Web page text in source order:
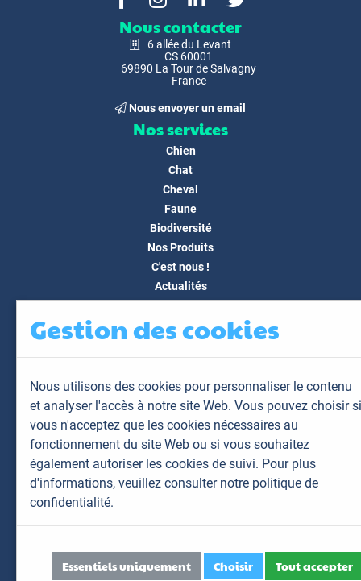
Nous contacter
6 allée du Levant
CS 60001
69890 La Tour de Salvagny
France
Nous envoyer un email
Nos services
Chien
Chat
Cheval
Faune
Biodiversité
Nos Produits
C'est nous !
Actualités
FAQ
Mon espace
Mes animaux
Mes résultats
Mes commandes
Mes factures
Gestion des cookies
Nous utilisons des cookies pour personnaliser le contenu
et analyser l'accès à notre site Web. Vous pouvez choisir si
vous n'acceptez que les cookies nécessaires au
fonctionnement du site Web ou si vous souhaitez
également autoriser les cookies de suivi. Pour plus
d'informations, veuillez consulter notre politique de
confidentialité.
Essentiels uniquement Choisir Tout accepter